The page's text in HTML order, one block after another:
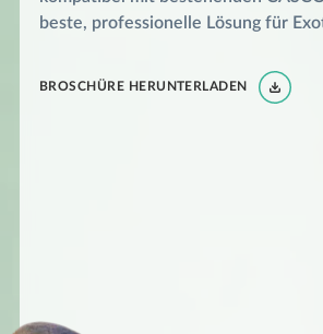
beste, professionelle Lösung für
BROSCHÜRE HERUNTERLADEN